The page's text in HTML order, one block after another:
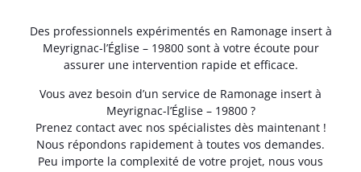
Des professionnels expérimentés en Ramonage insert à
Meyrignac-l’Église – 19800 sont à votre écoute pour
assurer une intervention rapide et efficace.
Vous avez besoin d’un service de Ramonage insert à
Meyrignac-l’Église – 19800 ?
Prenez contact avec nos spécialistes dès maintenant !
Nous répondons rapidement à toutes vos demandes.
Peu importe la complexité de votre projet, nous vous